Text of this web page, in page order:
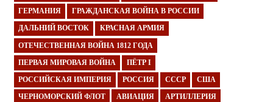
ГЕРМАНИЯ ГРАЖДАНСКАЯ ВОЙНА В РОССИИ
ДАЛЬНИЙ ВОСТОК КРАСНАЯ АРМИЯ
ОТЕЧЕСТВЕННАЯ ВОЙНА 1812 ГОДА
ПЕРВАЯ МИРОВАЯ ВОЙНА ПЁТР I
РОССИЙСКАЯ ИМПЕРИЯ РОССИЯ СССР США
ЧЕРНОМОРСКИЙ ФЛОТ АВИАЦИЯ АРТИЛЛЕРИЯ